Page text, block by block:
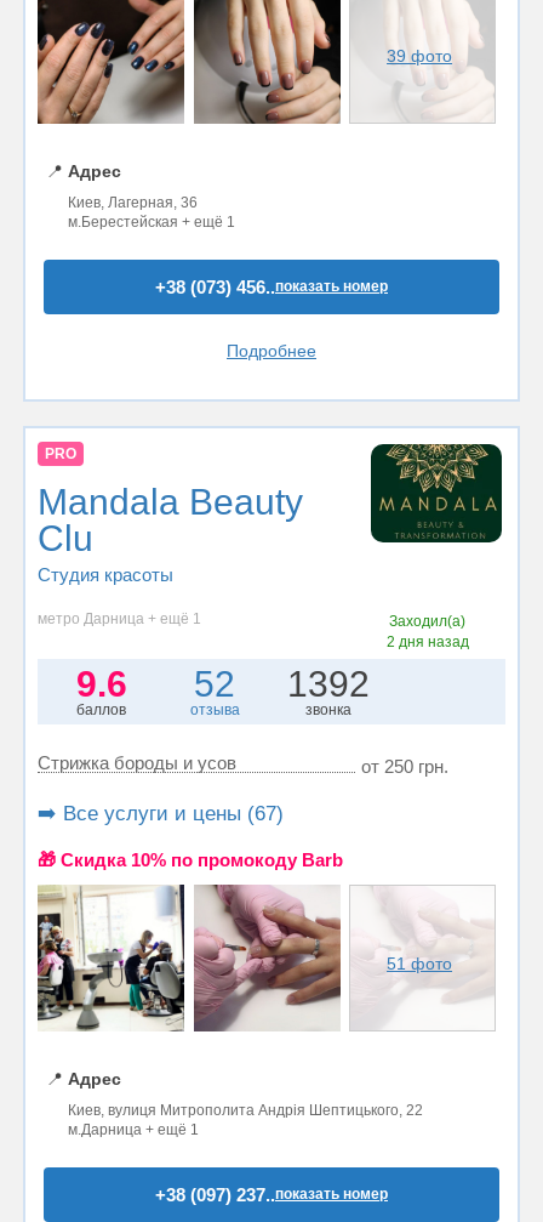
39 фото
📍 Адрес
Киев, Лагерная, 36
м.Берестейская + ещё 1
+38 (073) 456..показать номер
Подробнее
PRO
Mandala Beauty
Clu
Студия красоты
метро Дарница + ещё 1
Заходил(а)
2 дня назад
9.6
баллов
52
отзыва
1392
звонка
Стрижка бороды и усов от 250 грн.
➡️ Все услуги и цены (67)
🎁 Cкидка 10% по промокоду Barb
51 фото
📍 Адрес
Киев, вулиця Митрополита Андрія Шептицького, 22
м.Дарница + ещё 1
+38 (097) 237..показать номер